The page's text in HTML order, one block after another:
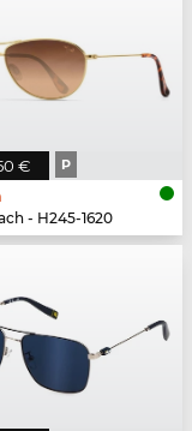
€ P
- H245-1620